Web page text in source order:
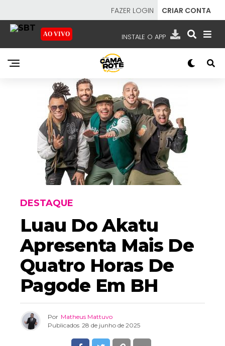
FAZER LOGIN CRIAR CONTA
AO VIVO INSTALE O APP
EMISSORAS
NOSSAS REDES
SBT- SISTEMA BRASILEIRO DE TELEVISÃO
DESTAQUE
Luau Do Akatu
Apresenta Mais De
Quatro Horas De
Pagode Em BH
Por Matheus Mattuvo
Publicados 28 de junho de 2025